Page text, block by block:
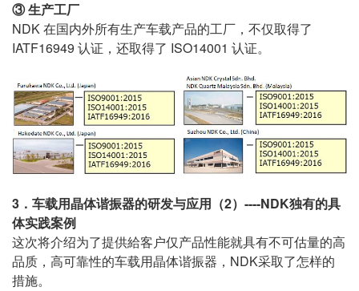
③ 生产工厂
NDK 在国内外所有生产车载产品的工厂，不仅取得了
IATF16949 认证，还取得了 ISO14001 认证。
3．车载用晶体谐振器的研发与应用（2）----NDK独有的具
体实践案例
这次将介绍为了提供給客户仅产品性能就具有不可估量的高
品质，高可靠性的车载用晶体谐振器，NDK采取了怎样的
措施。